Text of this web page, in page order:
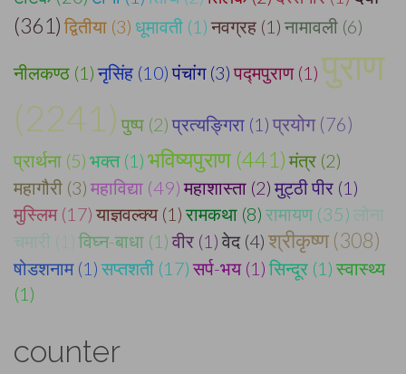
(361) द्वितीया (3) धूमावती (1) नवग्रह (1) नामावली (6)
नीलकण्ठ (1) नृसिंह (10) पंचांग (3) पद्मपुराण (1) पुराण
(2241) पुष्प (2) प्रत्यङ्गिरा (1) प्रयोग (76)
प्रार्थना (5) भक्त (1) भविष्यपुराण (441) मंत्र (2)
महागौरी (3) महाविद्या (49) महाशास्ता (2) मुट्ठी पीर (1)
मुस्लिम (17) याज्ञवल्क्य (1) रामकथा (8) रामायण (35) लोना
चमारी (1) विघ्न-बाधा (1) वीर (1) वेद (4) श्रीकृष्ण (308)
षोडशनाम (1) सप्तशती (17) सर्प-भय (1) सिन्दूर (1) स्वास्थ्य
(1)
counter